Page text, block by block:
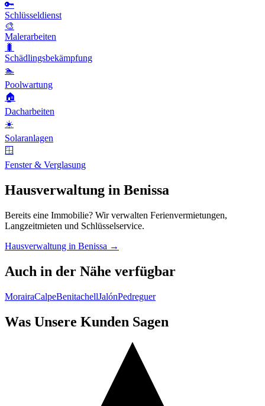
🔑
Schlüsseldienst
🎨
Malerarbeiten
🐛
Schädlingsbekämpfung
🏊
Poolwartung
🏠
Dacharbeiten
☀️
Solaranlagen
🪟
Fenster & Verglasung
Hausverwaltung in Benissa
Bereits eine Immobilie? Wir verwalten Ferienvermietungen,
Langzeitmieten und Schlüsselservice.
Hausverwaltung in Benissa →
Auch in der Nähe verfügbar
MorairaCalpeBenitachellJalónPedreguer
Was Unsere Kunden Sagen